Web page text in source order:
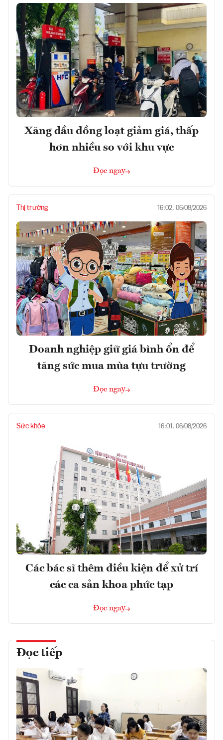
Xăng dầu đồng loạt giảm giá, thấp
hơn nhiều so với khu vực
Đọc ngay
Thị trường 16:02, 06/08/2026
Doanh nghiệp giữ giá bình ổn để
tăng sức mua mùa tựu trường
Đọc ngay
Sức khỏe 16:01, 06/08/2026
Các bác sĩ thêm điều kiện để xử trí
các ca sản khoa phức tạp
Đọc ngay
Đọc tiếp